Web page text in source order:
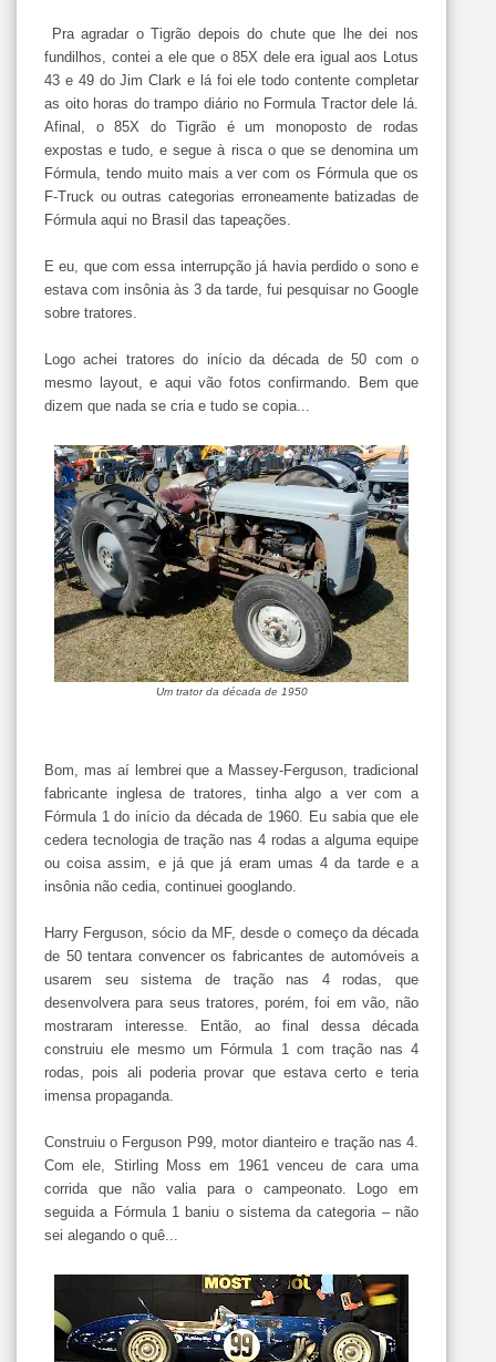
Pra agradar o Tigrão depois do chute que lhe dei nos
fundilhos, contei a ele que o 85X dele era igual aos Lotus
43 e 49 do Jim Clark e lá foi ele todo contente completar
as oito horas do trampo diário no Formula Tractor dele lá.
Afinal, o 85X do Tigrão é um monoposto de rodas
expostas e tudo, e segue à risca o que se denomina um
Fórmula, tendo muito mais a ver com os Fórmula que os
F-Truck ou outras categorias erroneamente batizadas de
Fórmula aqui no Brasil das tapeações.
E eu, que com essa interrupção já havia perdido o sono e
estava com insônia às 3 da tarde, fui pesquisar no Google
sobre tratores.
Logo achei tratores do início da década de 50 com o
mesmo layout, e aqui vão fotos confirmando. Bem que
dizem que nada se cria e tudo se copia...
Um trator da década de 1950
Bom, mas aí lembrei que a Massey-Ferguson, tradicional
fabricante inglesa de tratores, tinha algo a ver com a
Fórmula 1 do início da década de 1960. Eu sabia que ele
cedera tecnologia de tração nas 4 rodas a alguma equipe
ou coisa assim, e já que já eram umas 4 da tarde e a
insônia não cedia, continuei googlando.
Harry Ferguson, sócio da MF, desde o começo da década
de 50 tentara convencer os fabricantes de automóveis a
usarem seu sistema de tração nas 4 rodas, que
desenvolvera para seus tratores, porém, foi em vão, não
mostraram interesse. Então, ao final dessa década
construiu ele mesmo um Fórmula 1 com tração nas 4
rodas, pois ali poderia provar que estava certo e teria
imensa propaganda.
Construiu o Ferguson P99, motor dianteiro e tração nas 4.
Com ele, Stirling Moss em 1961 venceu de cara uma
corrida que não valia para o campeonato. Logo em
seguida a Fórmula 1 baniu o sistema da categoria – não
sei alegando o quê...